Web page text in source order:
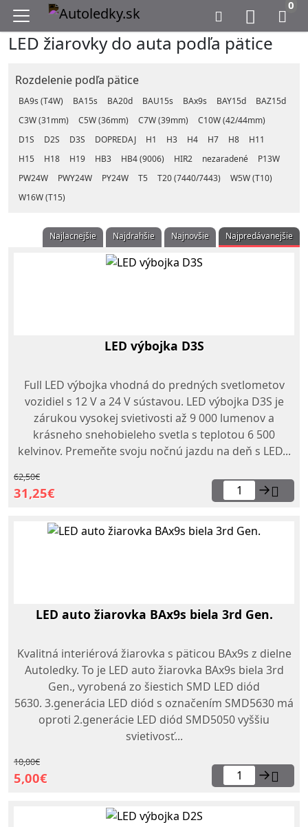
0
LED žiarovky do auta podľa pätice
Rozdelenie podľa pätice
BA9s (T4W) BA15s BA20d BAU15s BAx9s BAY15d
BAZ15d
C3W (31mm)
C5W (36mm) C7W (39mm)
C10W (42/44mm)
D1S
D2S D3S DOPREDAJ H1 H3 H4 H7 H8
H11
H15
H18 H19 HB3 HB4 (9006) HIR2 nezaradené
P13W
PW24W
PWY24W PY24W T5 T20 (7440/7443)
W5W (T10)
W16W (T15)
Najlacnejšie Najdrahšie Najnovšie Najpredávanejšie
LED výbojka D3S
Full LED výbojka vhodná do predných svetlometov
vozidiel s 12 V a 24 V sústavou. LED výbojka D3S je
zárukou vysokej svietivosti až 9 000 lumenov a
krásneho snehobieleho svetla s teplotou 6 500
kelvinov. Premeňte svoju nočnú jazdu na deň s LED...
62,50€
31,25€ →
LED auto žiarovka BAx9s biela 3rd Gen.
Kvalitná interiérová žiarovka s päticou BAx9s z dielne
Autoledky. To je LED auto žiarovka BAx9s biela 3rd
Gen., vyrobená zo šiestich SMD LED diód
5630. 3.generácia LED diód s označením SMD5630 má
oproti 2.generácie LED diód SMD5050 vyššiu
svietivosť...
10,00€
5,00€ →